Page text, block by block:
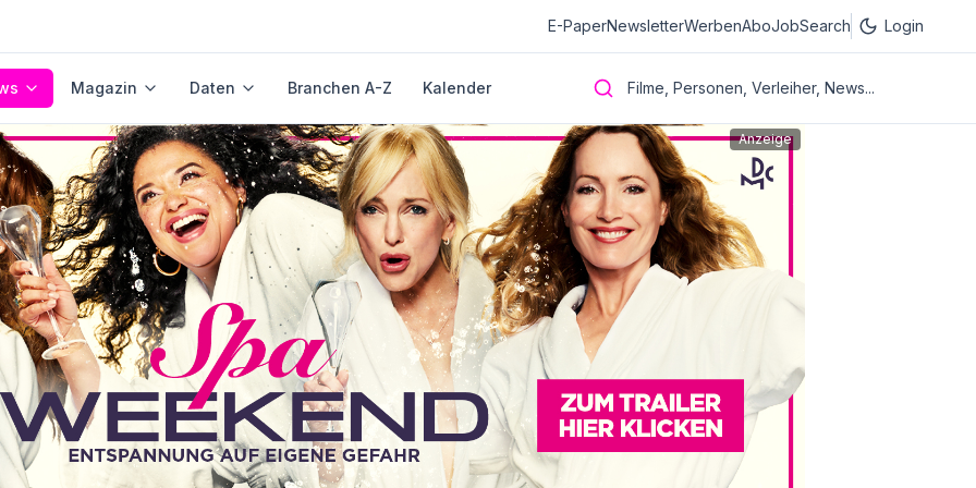
E-PaperNewsletterWerbenAboJobSearch Login
Magazin Daten Branchen A-Z Kalender Filme, Personen, Verleiher, News...
Anzeige